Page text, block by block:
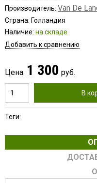
Производитель: Van De
Страна: Голландия
Наличие: на складе
Добавить к сравнению
Цена: 1 300 руб.
В
Теги: